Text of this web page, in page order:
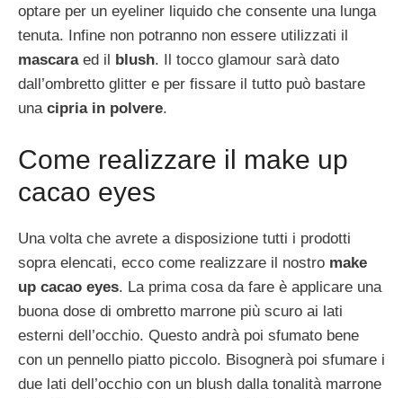
optare per un eyeliner liquido che consente una lunga
tenuta. Infine non potranno non essere utilizzati il
mascaraed il blush. Il tocco glamour sarà dato
dall’ombretto glitter e per fissare il tutto può bastare
una cipria in polvere.
Come realizzare il make up
cacao eyes
Una volta che avrete a disposizione tutti i prodotti
sopra elencati, ecco come realizzare il nostro make
up cacao eyes. La prima cosa da fare è applicare una
buona dose di ombretto marrone più scuro ai lati
esterni dell’occhio. Questo andrà poi sfumato bene
con un pennello piatto piccolo. Bisognerà poi sfumare i
due lati dell’occhio con un blush dalla tonalità marrone